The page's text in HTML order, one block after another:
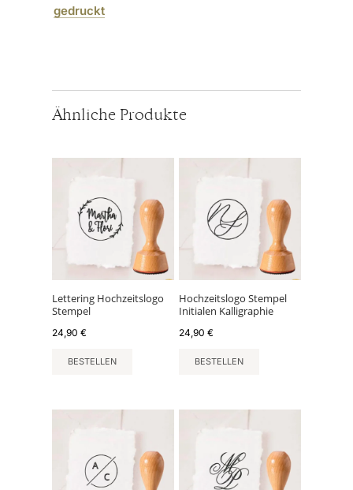
gedruckt
Ähnliche Produkte
Lettering Hochzeitslogo
Stempel
24,90 €
BESTELLEN
Hochzeitslogo Stempel
Initialen Kalligraphie
24,90€
BESTELLEN